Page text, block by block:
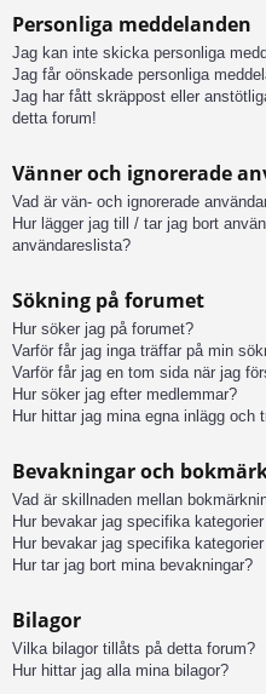
Personliga meddelanden
Jag kan inte skicka personliga
Jag får oönskade personliga
Jag har fått skräppost eller
detta forum!
Vänner och ignorerade
Vad är vän- och ignorerade
Hur lägger jag till / tar jag bort
användareslista?
Sökning på forumet
Hur söker jag på forumet?
Varför får jag inga träffar på min
Varför får jag en tom sida när jag
Hur söker jag efter medlemmar?
Hur hittar jag mina egna inlägg och
Bevakningar och
Vad är skillnaden mellan
Hur bevakar jag specifika
Hur bevakar jag specifika
Hur tar jag bort mina bevakningar?
Bilagor
Vilka bilagor tillåts på detta forum?
Hur hittar jag alla mina bilagor?